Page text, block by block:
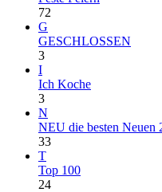
72
G
GESCHLOSSEN
3
I
Ich Koche
3
N
NEU die besten Neuen
33
T
Top 100
24